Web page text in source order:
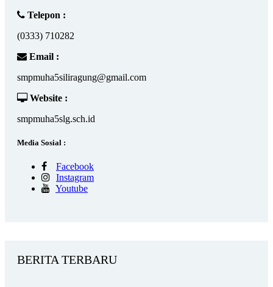
Telepon :
(0333) 710282
Email :
smpmuha5siliragung@gmail.com
Website :
smpmuha5slg.sch.id
Media Sosial :
Facebook
Instagram
Youtube
BERITA TERBARU